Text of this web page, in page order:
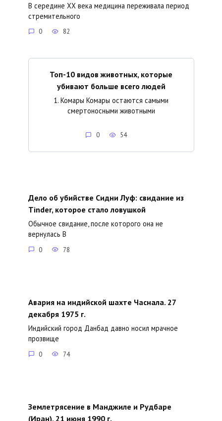
В середине XX века медицина переживала период
стремительного
0 82
Топ-10 видов животных, которые
убивают больше всего людей
1. Комары Комары остаются самыми
смертоносными животными
0 54
Дело об убийстве Сидни Луф: свидание из
Tinder, которое стало ловушкой
Обычное свидание, после которого она не
вернулась В
0 78
Авария на индийской шахте Часнала. 27
декабря 1975 г.
Индийский город Данбад давно носил мрачное
прозвище
0 74
Землетрясение в Манджиле и Рудбаре
(Иран), 21 июня 1990 г.